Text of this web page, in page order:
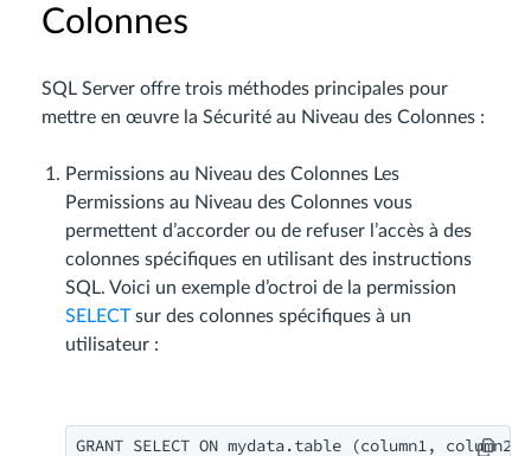
Colonnes
SQL Server offre trois méthodes principales pour
mettre en œuvre la Sécurité au Niveau des Colonnes :
Permissions au Niveau des Colonnes Les
Permissions au Niveau des Colonnes vous
permettent d’accorder ou de refuser l’accès à des
colonnes spécifiques en utilisant des instructions
SQL. Voici un exemple d’octroi de la permission
SELECTsur des colonnes spécifiques à un
utilisateur :
GRANT SELECT ON mydata.table (column1,